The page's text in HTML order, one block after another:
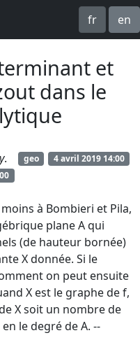
fr en
et
dans le
. 4 avril 2019 14:00
geo
à Bombieri et Pila,
plane A qui
(de hauteur bornée)
X donnée. Si le
on peut ensuite
X est le graphe de f,
X soit un nombre de
le degré de A. --